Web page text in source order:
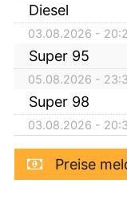
Diesel
03.08.2026 -
Super 95
05.08.2026 -
Super 98
03.08.2026 -
Preise